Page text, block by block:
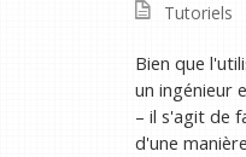
Tutoriels
Bien que
un ingénieur
– il s'agit de
d'une